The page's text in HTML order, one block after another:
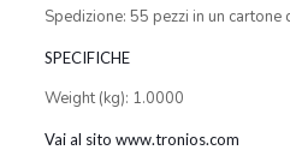
Spedizione: 55 pezzi in un cartone
SPECIFICHE
Weight (kg): 1.0000
Vai al sito www.tronios.com